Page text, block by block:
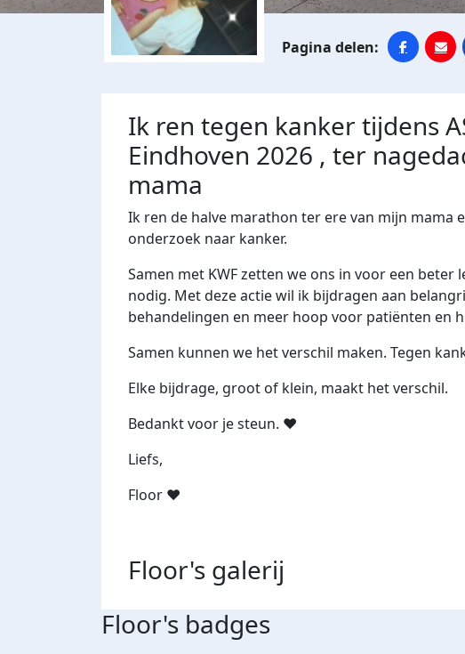
Ik ren tegen kanker tijdens
Eindhoven 2026 , ter
mama ️️
Ik ren de halve marathon ter ere van mijn mama
onderzoek naar kanker.
Samen met KWF zetten we ons in voor een beter
nodig. Met deze actie wil ik bijdragen aan
behandelingen en meer hoop voor patiënten en
Samen kunnen we het verschil maken. Tegen
Elke bijdrage, groot of klein, maakt het verschil.
Bedankt voor je steun. ♥️
Liefs,
Floor ♥️
Floor's galerij
Floor's badges